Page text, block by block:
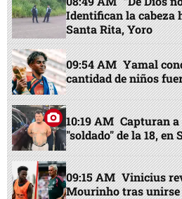
Identifican la cabeza
Santa Rita, Yoro
09:54 AM Yamal
cantidad de niños
10:19 AM Capturan
"soldado" de la 18, en
09:15 AM Vinicius
Mourinho tras